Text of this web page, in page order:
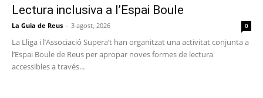
Lectura inclusiva a l’Espai Boule
La Guia de Reus - 3 agost, 2026 0
La Lliga i l’Associació Supera’t han organitzat una activitat conjunta a
l’Espai Boule de Reus per apropar noves formes de lectura
accessibles a través...